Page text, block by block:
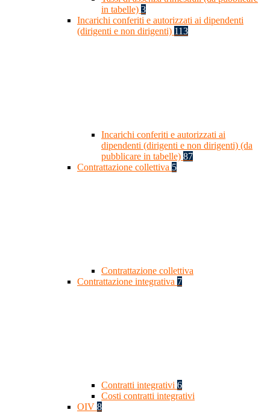
in tabelle) 3
Incarichi conferiti e autorizzati ai dipendenti
(dirigenti e non dirigenti) 113
Incarichi conferiti e autorizzati ai
dipendenti (dirigenti e non dirigenti) (da
pubblicare in tabelle) 87
Contrattazione collettiva 5
Contrattazione collettiva
Contrattazione integrativa 7
Contratti integrativi 6
Costi contratti integrativi
OIV 8